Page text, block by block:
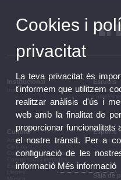
Institucional
Institucional
Estudis
Estudis i
Cultura
Arts escèniques
Conferències i debats
Congressos i jornades
Exposicions
Esports
Esports
Sala de
Cookies i
privacitat
La teva privacitat és
t'informem que utilitzem
realitzar anàlisis d'ús i
web amb la finalitat de
proporcionar
el nostre trànsit. Per a
configuració de les
informació Més informació